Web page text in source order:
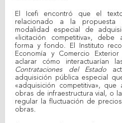
El Icefi encontró que el
relacionado a la
modalidad especial de
«licitación competitiva», debe
forma y fondo. El Instituto
Economía y Comercio
aclarar cómo interactuarían
Contrataciones del Estado
adquisición pública especial
«adquisición competitiva», que
obras de infraestructura vial, o
regular la fluctuación de
obras.